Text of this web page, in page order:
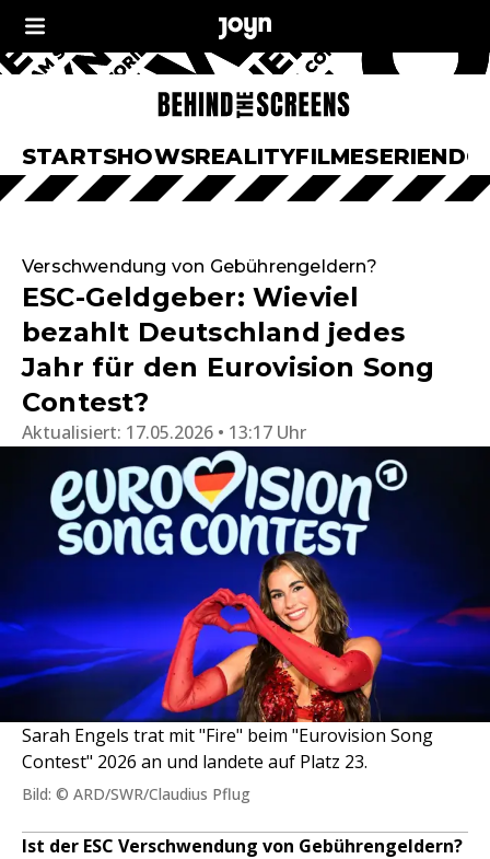
STARTSHOWSREALITYFILMESERIEN
Verschwendung von Gebührengeldern?
ESC-Geldgeber: Wieviel
bezahlt Deutschland jedes
Jahr für den Eurovision Song
Contest?
Aktualisiert: 17.05.2026 • 13:17 Uhr
Sarah Engels trat mit "Fire" beim "Eurovision Song
Contest" 2026 an und landete auf Platz 23.
Bild: © ARD/SWR/Claudius Pflug
Ist der ESC Verschwendung von Gebührengeldern?